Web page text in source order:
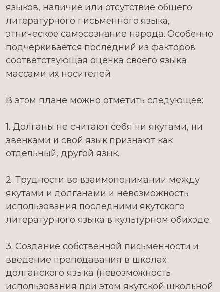
языков, наличие или отсутствие общего
литературного письменного языка,
этническое самосознание народа. Особенно
подчеркивается последний из факторов:
соответствующая оценка своего языка
массами их носителей.
В этом плане можно отметить следующее:
1. Долганы не считают себя ни якутами, ни
эвенками и свой язык признают как
отдельный, другой язык.
2. Трудности во взаимопонимании между
якутами и долганами и невозможность
использования последними якутского
литературного языка в культурном обиходе.
3. Создание собственной письменности и
введение преподавания в школах
долганского языка (невозможность
использования при этом якутской школьной